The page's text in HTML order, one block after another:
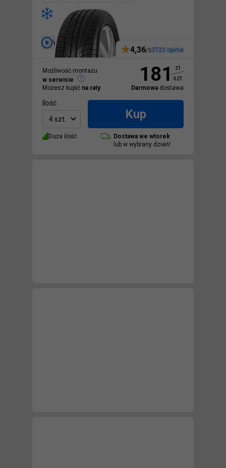
Wideo
181 zł
szt.
Darmowa dostawa
4,36/53722 opinie
Możliwość montażu
w serwisie
Możesz kupić na raty
Ilość
4 szt.
Kup
Duża ilość Dostawa we wtorek
lub w wybrany dzień!